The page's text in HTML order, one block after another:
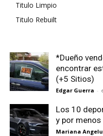
Titulo Limpio
Titulo Rebuilt
*Dueño
encontrar
(+5 Sitios)
Edgar Guerra -
Los 10
y por menos
Mariana